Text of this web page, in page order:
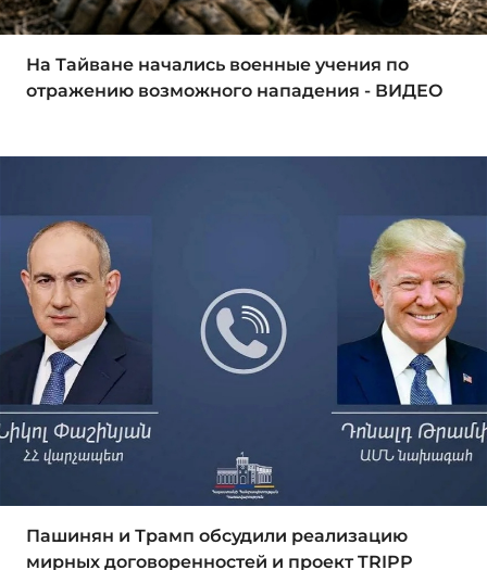
На Тайване начались военные учения по
отражению возможного нападения - ВИДЕО
Пашинян и Трамп обсудили реализацию
мирных договоренностей и проект TRIPP